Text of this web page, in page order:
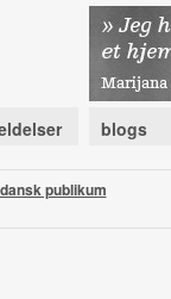
blogs
publikum